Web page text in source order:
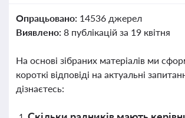
Опрацьовано: 14536 джерел
Виявлено: 8 публікацій за 19 квітня
На основі зібраних матеріалів ми
короткі відповіді на актуальні
дізнаєтесь: